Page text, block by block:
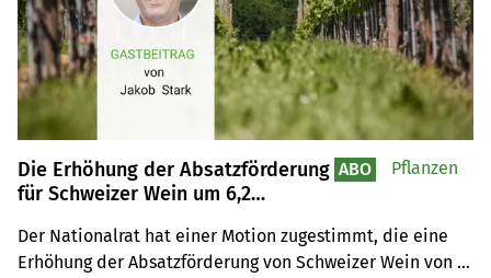
Die Erhöhung der Absatzförderung
für Schweizer Wein um 6,2
Der Nationalrat hat einer Motion zugestimmt, die eine
Erhöhung der Absatzförderung von Schweizer Wein von
ABO Pflanzen